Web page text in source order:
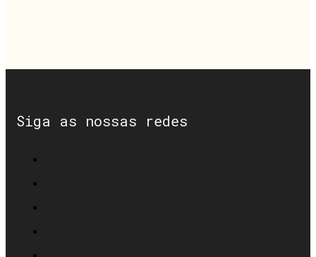
Siga as nossas redes